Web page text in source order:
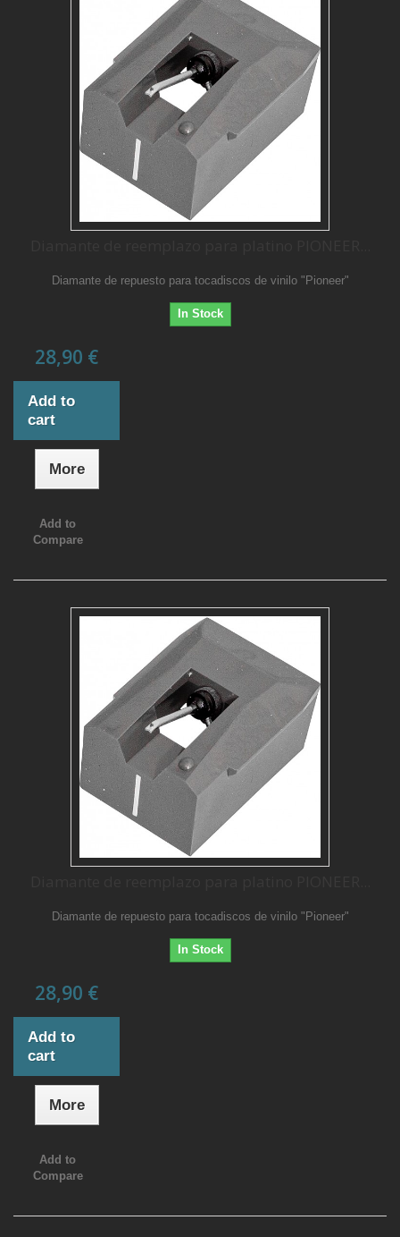
Diamante de repuesto para tocadiscos de vinilo "Pioneer"
In Stock
28,90 €
Add to
cart
More
Add to
Compare
Diamante de repuesto para tocadiscos de vinilo "Pioneer"
In Stock
28,90 €
Add to
cart
More
Add to
Compare